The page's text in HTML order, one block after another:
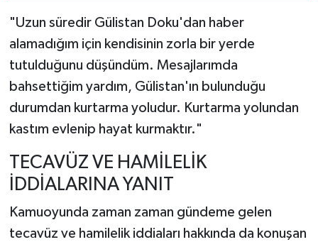
"Uzun süredir Gülistan Doku'dan haber
alamadığım için kendisinin zorla bir yerde
tutulduğunu düşündüm. Mesajlarımda
bahsettiğim yardım, Gülistan'ın bulunduğu
durumdan kurtarma yoludur. Kurtarma yolundan
kastım evlenip hayat kurmaktır."
TECAVÜZ VE HAMİLELİK
İDDİALARINA YANIT
Kamuoyunda zaman zaman gündeme gelen
tecavüz ve hamilelik iddiaları hakkında da konuşan